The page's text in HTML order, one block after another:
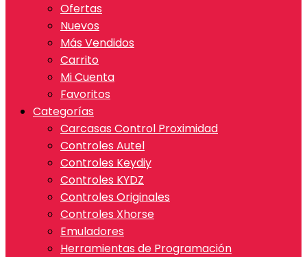
Ofertas
Nuevos
Más Vendidos
Carrito
Mi Cuenta
Favoritos
Categorías
Carcasas Control Proximidad
Controles Autel
Controles Keydiy
Controles KYDZ
Controles Originales
Controles Xhorse
Emuladores
Herramientas de Programación